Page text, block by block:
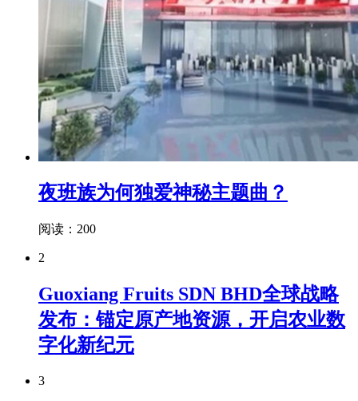
夜班族为何独爱神秘主题曲？
阅读：200
2
Guoxiang Fruits SDN BHD全球战略
发布：锚定原产地资源，开启农业数
字化新纪元
3